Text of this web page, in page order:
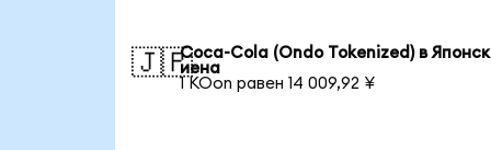
🇯🇵Coca-Cola (Ondo Tokenized) в
иена
1 KOon равен 14 009,92 ¥